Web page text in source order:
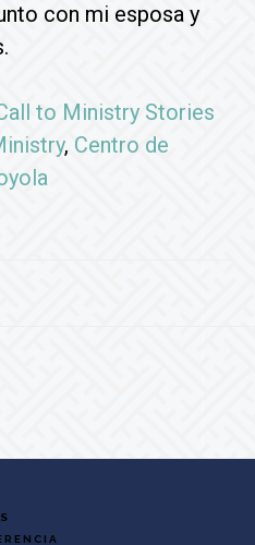
con mi esposa y
to Ministry Stories
, Centro de